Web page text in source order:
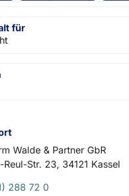
Walde & Partner GbR
Reul-Str. 23, 34121 Kassel
288 72 0
für